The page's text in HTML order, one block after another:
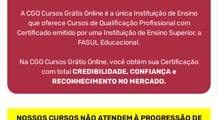
A CGO Cursos Grátis Online é a única Instituição de Ensino
que oferece Cursos de Qualificação Profissional com
Certificado emitido por uma Instituição de Ensino Superior, a
FASUL Educacional.
Na CGO Cursos Grátis Online, você obtém sua Certificação
com totalCREDIBILIDADE, CONFIANÇA e
RECONHECIMENTO NO MERCADO.
NOSSOS CURSOS NÃO ATENDEM À PROGRESSÃO DE